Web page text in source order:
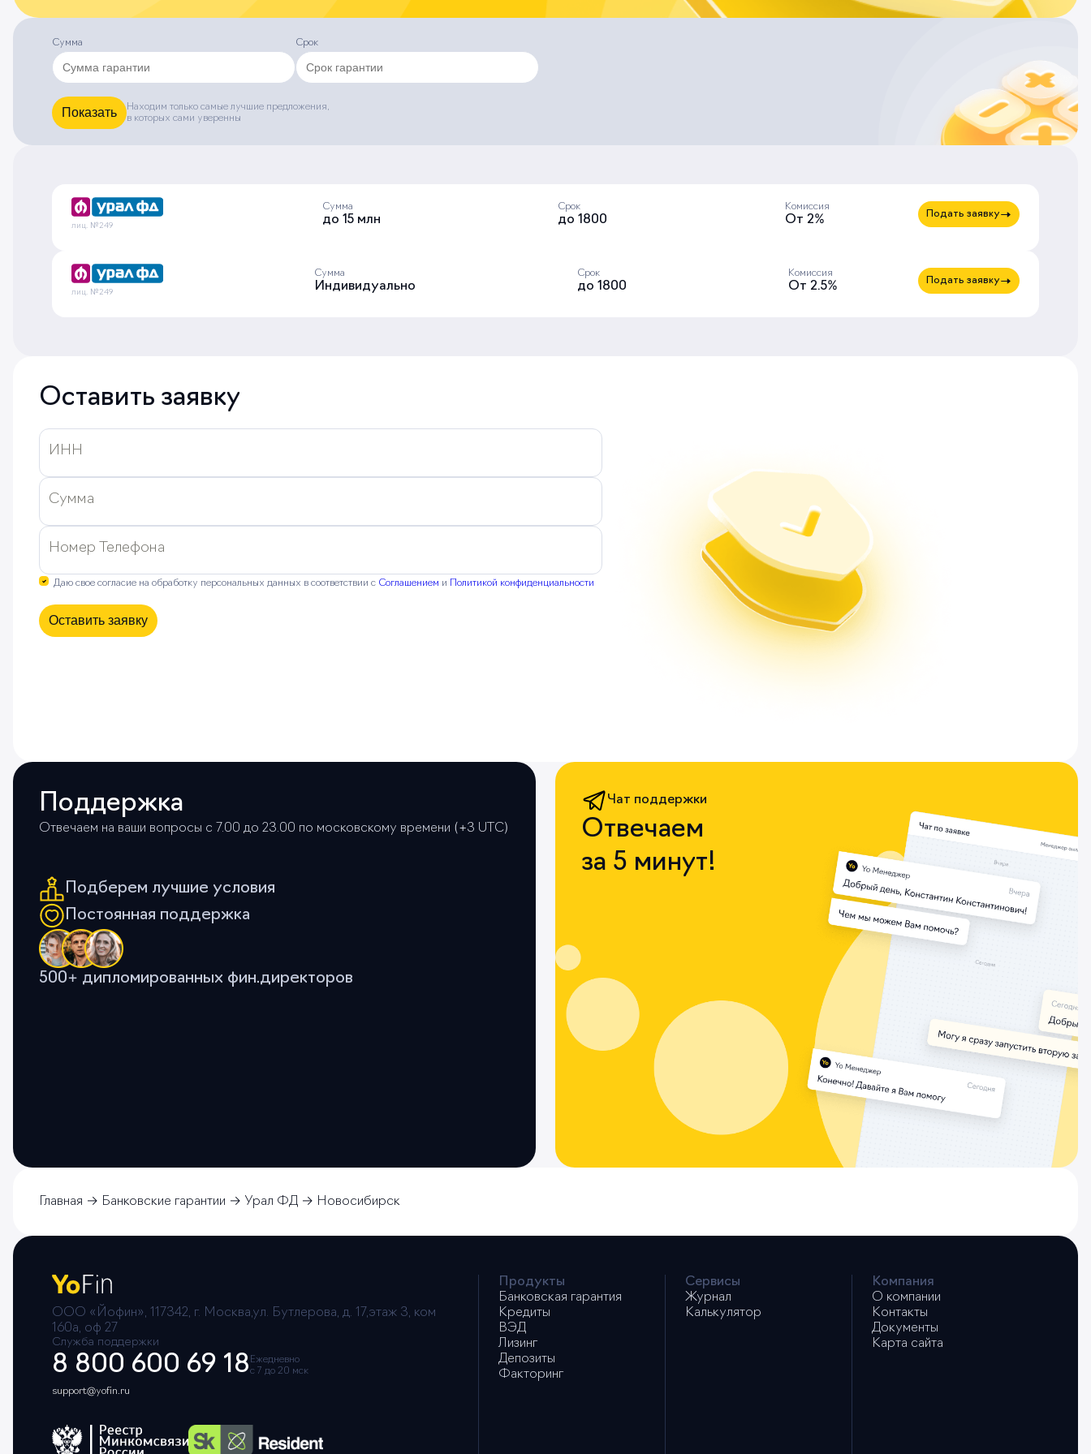
Сумма Срок
Показать
Находим только самые лучшие предложения,
в которых сами уверенны
лиц. №249
Сумма
до 15 млн
Срок
до 1800
Комиссия
От 2% Подать заявку
лиц. №249
Сумма
Индивидуально
Срок
до 1800
Комиссия
От 2.5% Подать заявку
Оставить заявку
ИНН
Сумма
Номер Телефона
Даю свое согласие на обработку персональных данных в соответствии с Соглашением и Политикой конфиденциальности
Оставить заявку
Поддержка
Отвечаем на ваши вопросы с 7.00 до 23.00 по московскому времени (+3 UTС)
Подберем лучшие условия
Постоянная поддержка
500+ дипломированных фин.директоров
Чат поддержки
Отвечаем
за 5 минут!
Главная Банковские гарантии Урал ФД Новосибирск
ООО «Йофин», 117342, г. Москва,ул. Бутлерова, д. 17,этаж 3, ком
160а, оф 27
Служба поддержки
8 800 600 69 18 Ежедневно
с 7 до 20 мск
support@yofin.ru
Продукты
Банковская гарантия
Кредиты
ВЭД
Лизинг
Депозиты
Факторинг
Сервисы
Журнал
Калькулятор
Компания
О компании
Контакты
Документы
Карта сайта